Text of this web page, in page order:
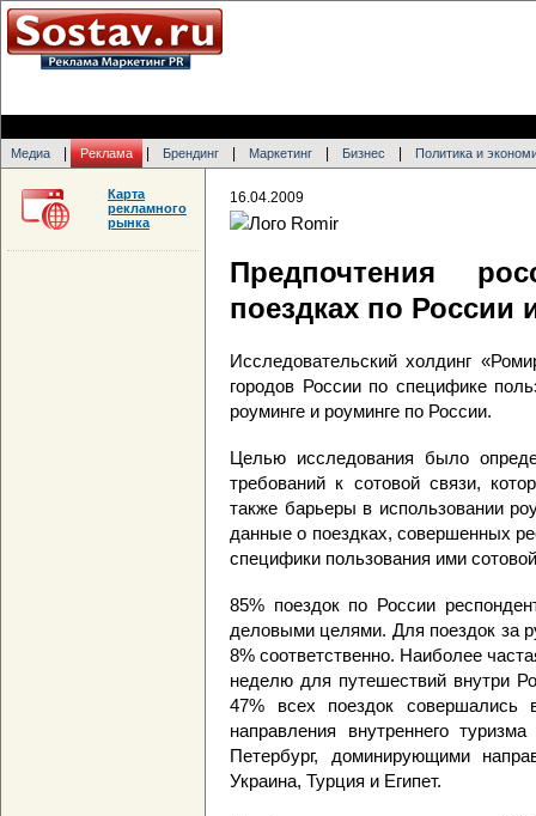
Медиа Реклама Брендинг Маркетинг Бизнес Политика и
16.04.2009
Предпочтения
поездках по России
Исследовательский холдинг
городов России по специфике
роуминге и роуминге по России.
Целью исследования было
требований к сотовой связи,
также барьеры в использовании
данные о поездках, совершенных
специфики пользования ими
85% поездок по России
деловыми целями. Для поездок за
8% соответственно. Наиболее
неделю для путешествий внутри
47% всех поездок
направления внутреннего
Петербург, доминирующими
Украина, Турция и Египет.
Карта
рекламного
рынка